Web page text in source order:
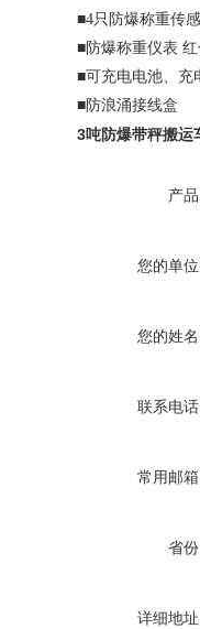
■4只防爆称重传
■防爆称重仪表
■可充电电池、充
■防浪涌接线盒
3吨防爆带秤搬运
产
您的单
您的姓
联系电
常用邮
省
详细地